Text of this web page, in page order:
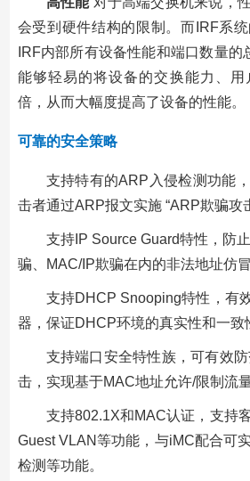
会受到硬件结构的限制。而IRF系
IRF内部所有设备性能和端口数量
能够轻易的将设备的交换能力、
倍，从而大幅度提高了设备的性能。
可靠的安全策略
支持特有的ARP入侵检测功能
击者通过ARP报文实施 “ARP欺骗攻
支持IP Source Guard特性，防
骗、MAC/IP欺骗在内的非法地址仿
支持DHCP Snooping特性，有
器，保证DHCP环境的真实性和一致
支持端口安全特性族，可有效
击，实现基于MAC地址允许/限制流量
支持802.1X和MAC认证，支持
Guest VLAN等功能，与iMC配合可
检测等功能。